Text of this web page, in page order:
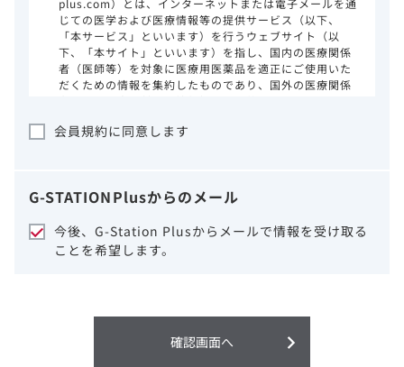
plus.com）とは、インターネットまたは電子メールを通
じての医学および医療情報等の提供サービス（以下、
「本サービス」といいます）を行うウェブサイト（以
下、「本サイト」といいます）を指し、国内の医療関係
者（医師等）を対象に医療用医薬品を適正にご使用いた
だくための情報を集約したものであり、国外の医療関係
事項をご熟読いただき、同意された場合のみご利用くだ
ギリアドは、本サイトのコンテンツについて
細心の注意を払い、正確かつ最新の情報を提
供するように努力をしておりますが、正確
性、確実性、妥当性、有用性、ご利用になら
利用することまたは利用できなかったことよ
り生じる損害については一切の責任を負いか
会員規約に同意します
G-STATIONPlusからのメール
今後、G-Station Plusからメールで情報を受け取る
ことを希望します。
確認画面へ